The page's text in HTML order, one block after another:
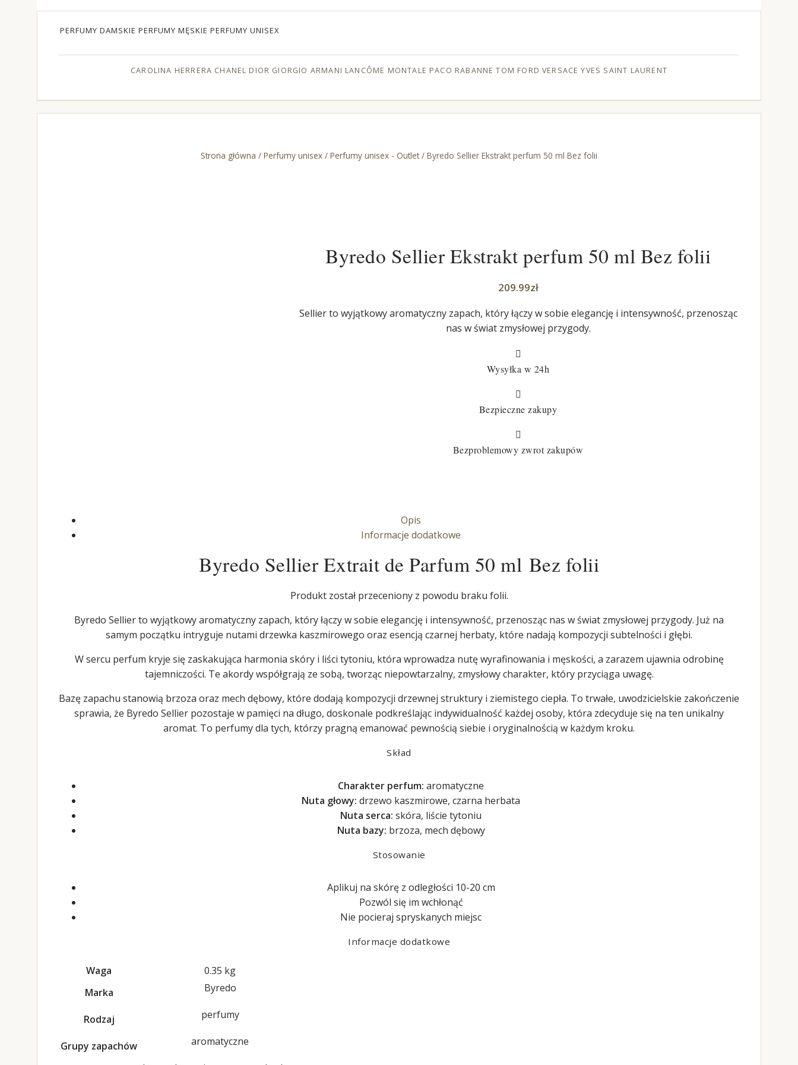
CAROLINA HERRERA CHANEL DIOR GIORGIO ARMANI LANCÔME MONTALE PACO RABANNE TOM FORD VERSACE YVES SAINT LAURENT
PERFUMY DAMSKIE PERFUMY MĘSKIE PERFUMY UNISEX
Strona główna / Perfumy unisex / Perfumy unisex - Outlet/ Byredo Sellier Ekstrakt perfum 50 ml Bez folii
Byredo Sellier Ekstrakt perfum 50 ml Bez folii
209.99zł
Sellier to wyjątkowy aromatyczny zapach, który łączy w sobie elegancję i intensywność, przenosząc
nas w świat zmysłowej przygody.

Wysyłka w 24h

Bezpieczne zakupy

Bezproblemowy zwrot zakupów
Opis
Informacje dodatkowe
Byredo Sellier Extrait de Parfum 50 ml Bez folii
Produkt został przeceniony z powodu braku folii.
Byredo Sellier to wyjątkowy aromatyczny zapach, który łączy w sobie elegancję i intensywność, przenosząc nas w świat zmysłowej przygody. Już na
samym początku intryguje nutami drzewka kaszmirowego oraz esencją czarnej herbaty, które nadają kompozycji subtelności i głębi.
W sercu perfum kryje się zaskakująca harmonia skóry i liści tytoniu, która wprowadza nutę wyrafinowania i męskości, a zarazem ujawnia odrobinę
tajemniczości. Te akordy współgrają ze sobą, tworząc niepowtarzalny, zmysłowy charakter, który przyciąga uwagę.
Bazę zapachu stanowią brzoza oraz mech dębowy, które dodają kompozycji drzewnej struktury i ziemistego ciepła. To trwałe, uwodzicielskie zakończenie
sprawia, że Byredo Sellier pozostaje w pamięci na długo, doskonale podkreślając indywidualność każdej osoby, która zdecyduje się na ten unikalny
aromat. To perfumy dla tych, którzy pragną emanować pewnością siebie i oryginalnością w każdym kroku.
Skład
Charakter perfum: aromatyczne
Nuta głowy: drzewo kaszmirowe, czarna herbata
Nuta serca: skóra, liście tytoniu
Nuta bazy: brzoza, mech dębowy
Stosowanie
Aplikuj na skórę z odległości 10-20 cm
Pozwól się im wchłonąć
Nie pocieraj spryskanych miejsc
Informacje dodatkowe
Waga
0.35 kg
Marka
Byredo
Rodzaj perfumy
Grupy zapachów aromatyczne